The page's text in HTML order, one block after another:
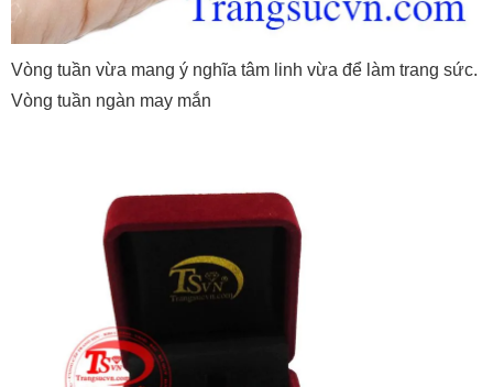
Vòng tuần vừa mang ý nghĩa tâm linh vừa để làm trang sức.
Vòng tuần ngàn may mắn